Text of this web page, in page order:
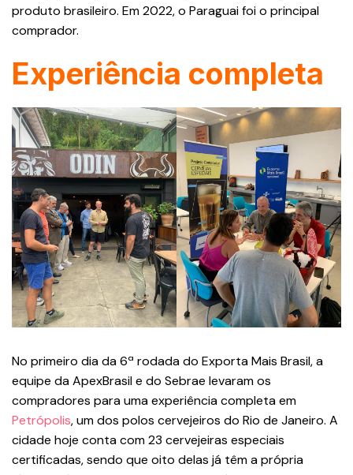
produto brasileiro. Em 2022, o Paraguai foi o principal
comprador.
Experiência completa
No primeiro dia da 6ª rodada do Exporta Mais Brasil, a
equipe da ApexBrasil e do Sebrae levaram os
compradores para uma experiência completa em
Petrópolis, um dos polos cervejeiros do Rio de Janeiro. A
cidade hoje conta com 23 cervejeiras especiais
certificadas, sendo que oito delas já têm a própria